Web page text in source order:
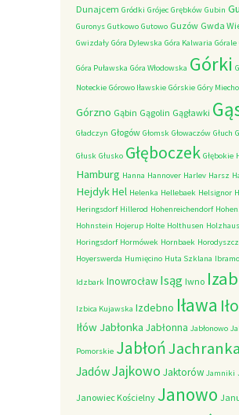
Dunajcem Gródki Grójec Grębków Gubin
Guronys Gutkowo Gutowo Guzów Gwda
Gwizdały Góra Dylewska Góra Kalwaria Górale
Góra Puławska Góra Włodowska Górki
Noteckie Górowo Iławskie Górskie Góry
Górzno Gąbin Gągolin Gągławki
Gładczyn Głogów Głomsk Głowaczów Głuch
Głusk Głusko Głęboczek Głębokie
Hamburg Hanna Hannover Harlev Harsz
HejdykHel Helenka Hellebaek Helsignor
Heringsdorf Hillerod Hohenreichendorf
Hohnstein Hojerup Holte Holthusen
Horingsdorf Hormówek Hornbaek
Hoyerswerda Humięcino Huta Szklana
Idzbark Inowrocław Isąg Iwno
Izbica Kujawska Izdebno Iława
Iłów Jabłonka Jabłonna Jabłonowo
Pomorskie JabłońJachranka
JadówJajkowo Jaktorów Jamniki
Janowiec Kościelny Janowo